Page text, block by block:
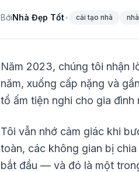
BởiNhà Đẹp Tốt• cải tạo nhà
Năm 2023, chúng tôi nhận
năm, xuống cấp nặng và
tổ ấm tiện nghi cho gia đình
Tôi vẫn nhớ cảm giác khi
toàn, các không gian bị
bắt đầu — và đó là một